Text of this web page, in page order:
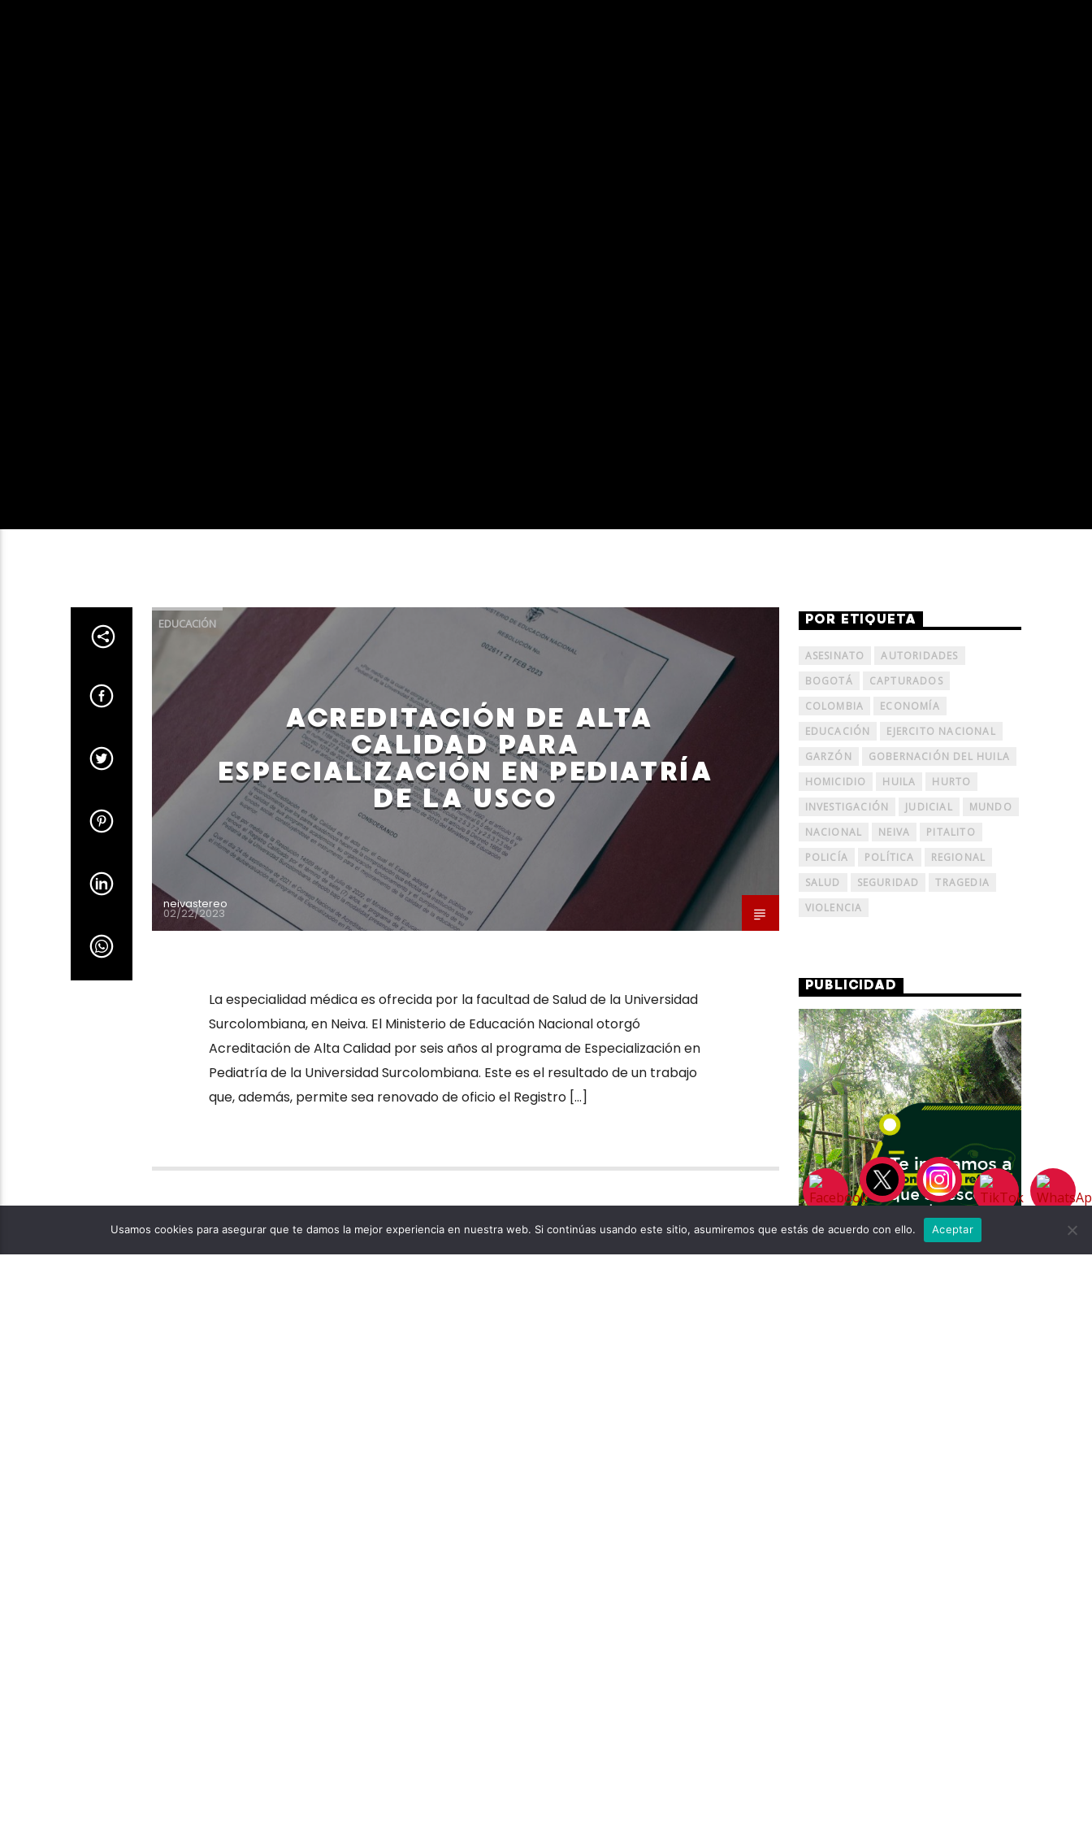
EDUCACIÓN
ACREDITACIÓN DE ALTA
CALIDAD PARA
ESPECIALIZACIÓN EN PEDIATRÍA
DE LA USCO
neivastereo
02/22/2023
La especialidad médica es ofrecida por la facultad de Salud de la Universidad
Surcolombiana, en Neiva. El Ministerio de Educación Nacional otorgó
Acreditación de Alta Calidad por seis años al programa de Especialización en
Pediatría de la Universidad Surcolombiana. Este es el resultado de un trabajo
que, además, permite sea renovado de oficio el Registro […]
POR ETIQUETA
ASESINATO
AUTORIDADES
BOGOTÁ
CAPTURADOS
COLOMBIA
ECONOMÍA
EDUCACIÓN
EJERCITO NACIONAL
GARZÓN
GOBERNACIÓN DEL HUILA
HOMICIDIO
HUILA
HURTO
INVESTIGACIÓN
JUDICIAL
MUNDO
NACIONAL
NEIVA
PITALITO
POLICÍA
POLÍTICA
REGIONAL
SALUD
SEGURIDAD
TRAGEDIA
VIOLENCIA
PUBLICIDAD
Usamos cookies para asegurar que te damos la mejor experiencia en nuestra web. Si continúas usando este sitio, asumiremos que estás de acuerdo con ello. Aceptar